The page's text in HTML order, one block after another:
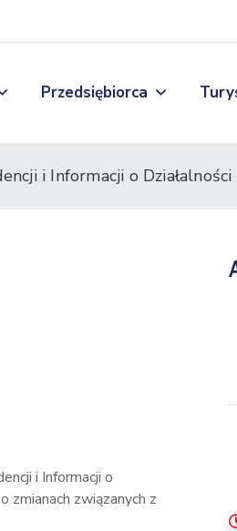
Przedsiębiorca
i Informacji o Działalności
i Informacji o
zmianach związanych z